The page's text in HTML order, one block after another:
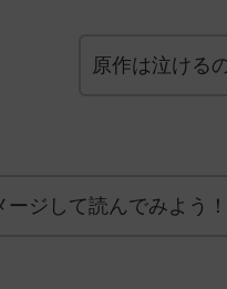
原作は泣ける
ジして読んでみよう！